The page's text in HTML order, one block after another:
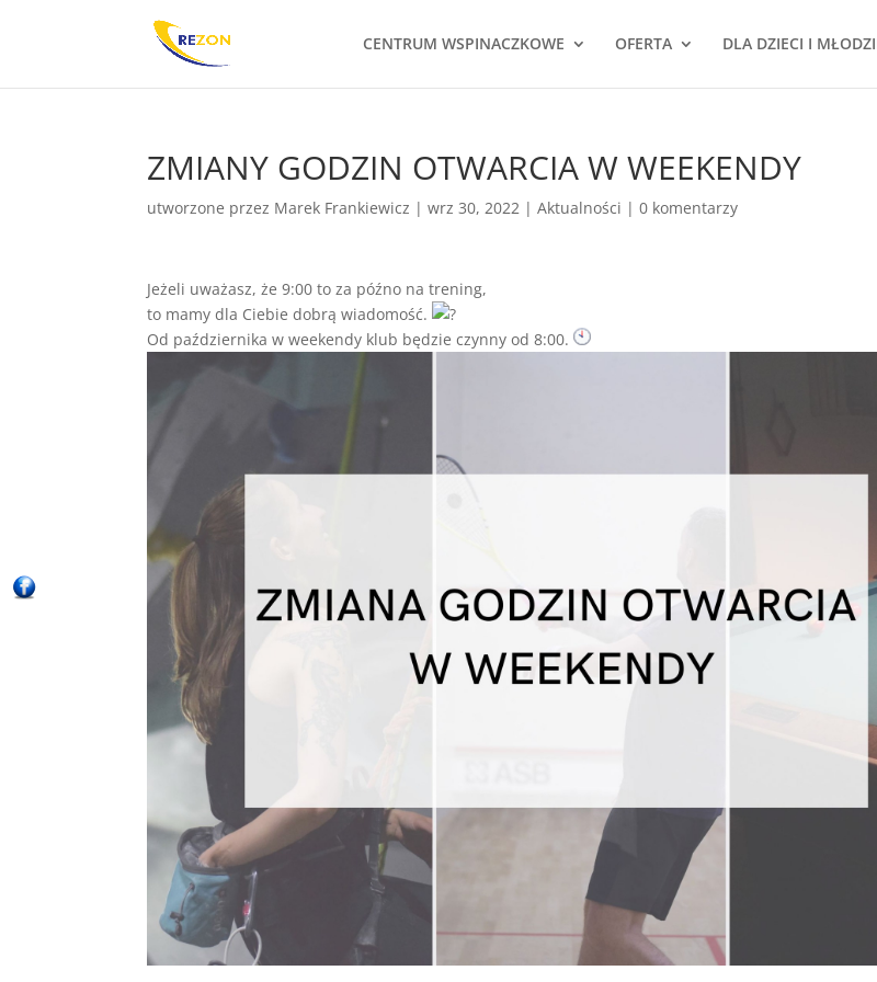
CENTRUM WSPINACZKOWE OFERTA DLA DZIECI I
ZMIANY GODZIN OTWARCIA W WEEKENDY
utworzone przez Marek Frankiewicz |wrz 30, 2022 |Aktualności |0 komentarzy
Jeżeli uważasz, że 9:00 to za późno na trening,
to mamy dla Ciebie dobrą wiadomość.
Od października w weekendy klub będzie czynny od 8:00.